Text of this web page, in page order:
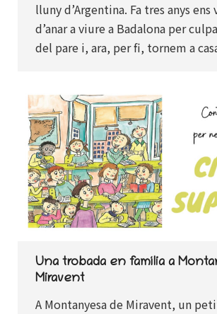
lluny d’Argentina. Fa tres anys ens
d’anar a viure a Badalona per
del pare i, ara, per fi, tornem a
Una trobada en família a
Miravent
A Montanyesa de Miravent, un